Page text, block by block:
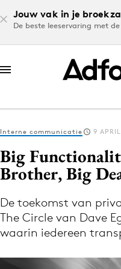
Jouw vak in je
De beste leeservaring met
Log in
Volg het laatste
Interne communicatie 9
Big
Brother, Big
De toekomst van
The Circle van Dave
waarin iedereen